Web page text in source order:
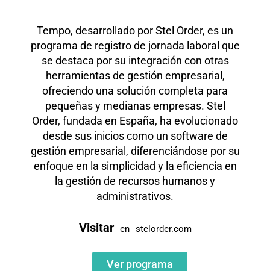
Tempo, desarrollado por Stel Order, es un
programa de registro de jornada laboral que
se destaca por su integración con otras
herramientas de gestión empresarial,
ofreciendo una solución completa para
pequeñas y medianas empresas. Stel
Order, fundada en España, ha evolucionado
desde sus inicios como un software de
gestión empresarial, diferenciándose por su
enfoque en la simplicidad y la eficiencia en
la gestión de recursos humanos y
administrativos.
Visitar en stelorder.com
Ver programa